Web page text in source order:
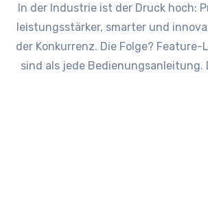
In der Industrie ist der Druck hoch: Produkte müssen
leistungsstärker, smarter und
der Konkurrenz. Die Folge?
sind als jede